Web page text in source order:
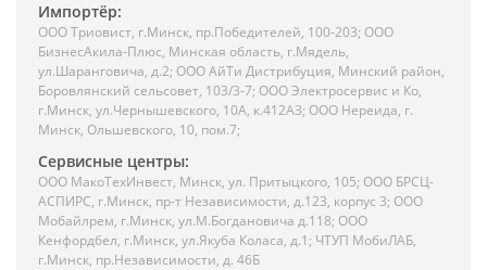
Импортёр:
ООО Триовист, г.Минск, пр.Победителей, 100-203; ООО
БизнесАкила-Плюс, Минская область, г.Мядель,
ул.Шаранговича, д.2; ООО АйТи Дистрибуция, Минский район,
Боровлянский сельсовет, 103/3-7; ООО Электросервис и Ко,
г.Минск, ул.Чернышевского, 10А, к.412АЗ; ООО Нереида, г.
Минск, Ольшевского, 10, пом.7;
Сервисные центры:
ООО МакоТехИнвест, Минск, ул. Притыцкого, 105; ООО БРСЦ-
АСПИРС, г.Минск, пр-т Независимости, д.123, корпус 3; ООО
Мобайлрем, г.Минск, ул.М.Богдановича д.118; ООО
Кенфордбел, г.Минск, ул.Якуба Коласа, д.1; ЧТУП МобиЛАБ,
г.Минск, пр.Независимости, д. 46Б